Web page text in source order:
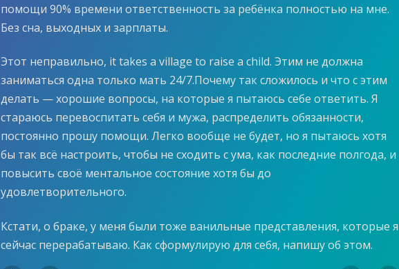
помощи 90% времени ответственность за ребёнка полностью на мне.
Без сна, выходных и зарплаты.
Этот неправильно, it takes a village to raise a child. Этим не должна
заниматься одна только мать 24/7.Почему так сложилось и что с этим
делать — хорошие вопросы, на которые я пытаюсь себе ответить. Я
стараюсь перевоспитать себя и мужа, распределить обязанности,
постоянно прошу помощи. Легко вообще не будет, но я пытаюсь хотя
бы так всё настроить, чтобы не сходить с ума, как последние полгода, и
повысить своё ментальное состояние хотя бы до
удовлетворительного.
Кстати, о браке, у меня были тоже ванильные представления, которые я
сейчас перерабатываю. Как сформулирую для себя, напишу об этом.